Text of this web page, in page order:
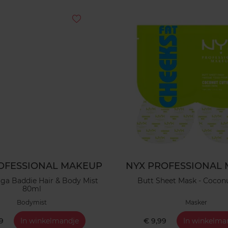
MAKEUP
Baddie Hair & Body Mist
80ml
Bodymist
In winkelmandje
NYX PROFESSIONAL
Butt Sheet Mask -
Masker
€ 9,99 In